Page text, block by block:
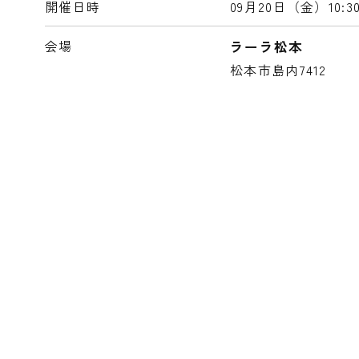
開催日時 09月20日（金）
会場
ラーラ松本
松本市島内7412